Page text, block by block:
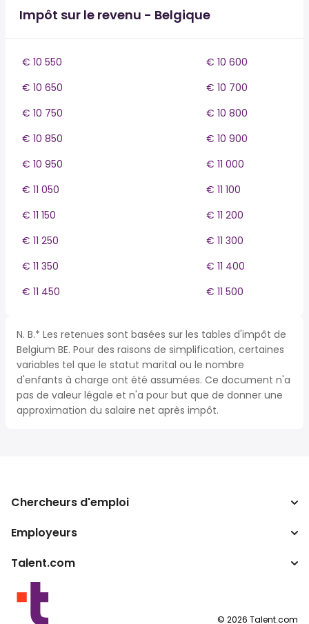
Impôt sur le revenu - Belgique
€ 10 550
€ 10 600
€ 10 650
€ 10 700
€ 10 750
€ 10 800
€ 10 850
€ 10 900
€ 10 950
€ 11 000
€ 11 050
€ 11 100
€ 11 150
€ 11 200
€ 11 250
€ 11 300
€ 11 350
€ 11 400
€ 11 450
€ 11 500
N. B.* Les retenues sont basées sur les tables d'impôt de
Belgium BE. Pour des raisons de simplification, certaines
variables tel que le statut marital ou le nombre
d'enfants à charge ont été assumées. Ce document n'a
pas de valeur légale et n'a pour but que de donner une
approximation du salaire net après impôt.
Chercheurs d'emploi
Recherche d'emploi
Convertisseur de salaire
Employeurs
Entreprises
Programmes partenaires
Talent.com
Autres pays
Conditions d’utilisation
© 2026 Talent.com